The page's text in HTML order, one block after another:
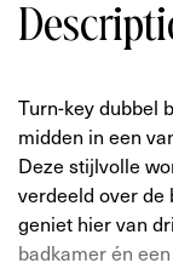
Turn-key dubbel
midden in een
Deze stijlvolle
verdeeld over de
geniet hier van
badkamer én